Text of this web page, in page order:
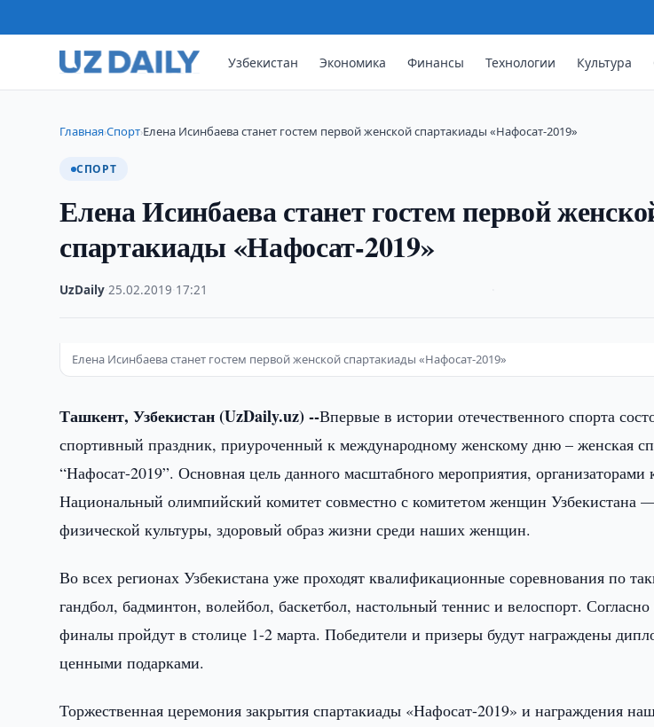
Узбекистан Экономика Финансы Технологии Культура
Главная›Спорт›Елена Исинбаева станет гостем первой женской спартакиады «Нафосат-2019»
СПОРТ
Елена Исинбаева станет гостем первой
спартакиады «Нафосат-2019»
UzDaily ·25.02.2019 17:21
Елена Исинбаева станет гостем первой женской спартакиады «Нафосат-2019»
Ташкент, Узбекистан (UzDaily.uz) --Впервые в истории отечественного спорта
спортивный праздник, приуроченный к международному женскому дню – женская
“Нафосат-2019”. Основная цель данного масштабного мероприятия, организаторами
Национальный олимпийский комитет совместно с комитетом женщин Узбекистана
физической культуры, здоровый образ жизни среди наших женщин.
Во всех регионах Узбекистана уже проходят квалификационные соревнования по
гандбол, бадминтон, волейбол, баскетбол, настольный теннис и велоспорт.
финалы пройдут в столице 1-2 марта. Победители и призеры будут награждены
ценными подарками.
Торжественная церемония закрытия спартакиады «Нафосат-2019» и награждения